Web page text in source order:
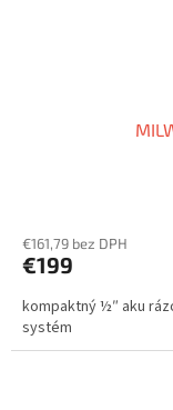
€161,79 bez DPH
€199
kompaktný ½″ aku
systém